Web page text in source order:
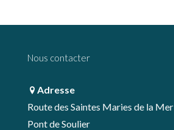
Nous contacter
Adresse
Route des Saintes Maries de la Mer
Pont de Soulier